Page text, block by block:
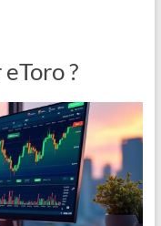
?